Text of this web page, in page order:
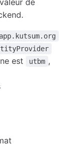
app.kutsum.org
est utbm ,